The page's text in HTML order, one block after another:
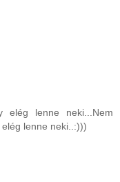
elég lenne neki...Nem
lenne neki..:)))